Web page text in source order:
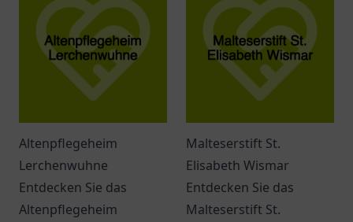
Freundschaft.
Unterstützung.
Altenpflegeheim
Lerchenwuhne
Entdecken Sie das
Altenpflegeheim
Malteserstift St.
Elisabeth Wismar
Entdecken Sie das
Malteserstift St.